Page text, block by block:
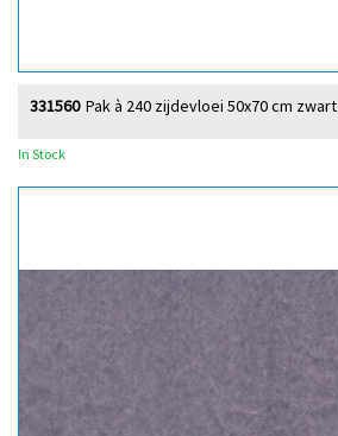
Pak à 240 zijdevloei 50x70 cm zwart
331560
In Stock